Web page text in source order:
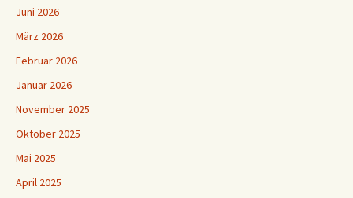
Juni 2026
März 2026
Februar 2026
Januar 2026
November 2025
Oktober 2025
Mai 2025
April 2025